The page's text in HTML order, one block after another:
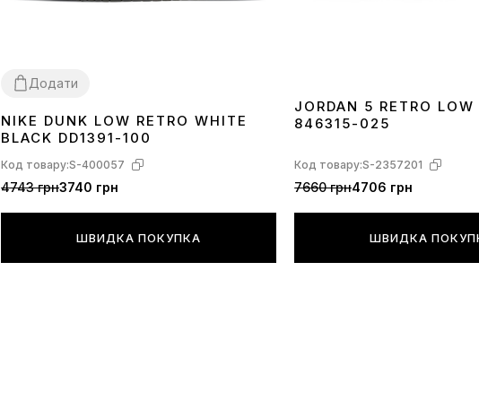
Правильно
стопи та
інструкції
Додати
3637 383940 414243 4445
NIKE DUNK LOW RETRO WHITE
BLACK DD1391-100
Код товару:S-400057
4743 грн3740 грн
ШВИДКА ПОКУПКА
JORDAN 5 RETRO LOW
846315-025
Код товару:S-2357201
7660 грн4706 грн
ШВИДКА